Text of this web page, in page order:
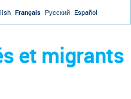
Français Русский Español
et migrants